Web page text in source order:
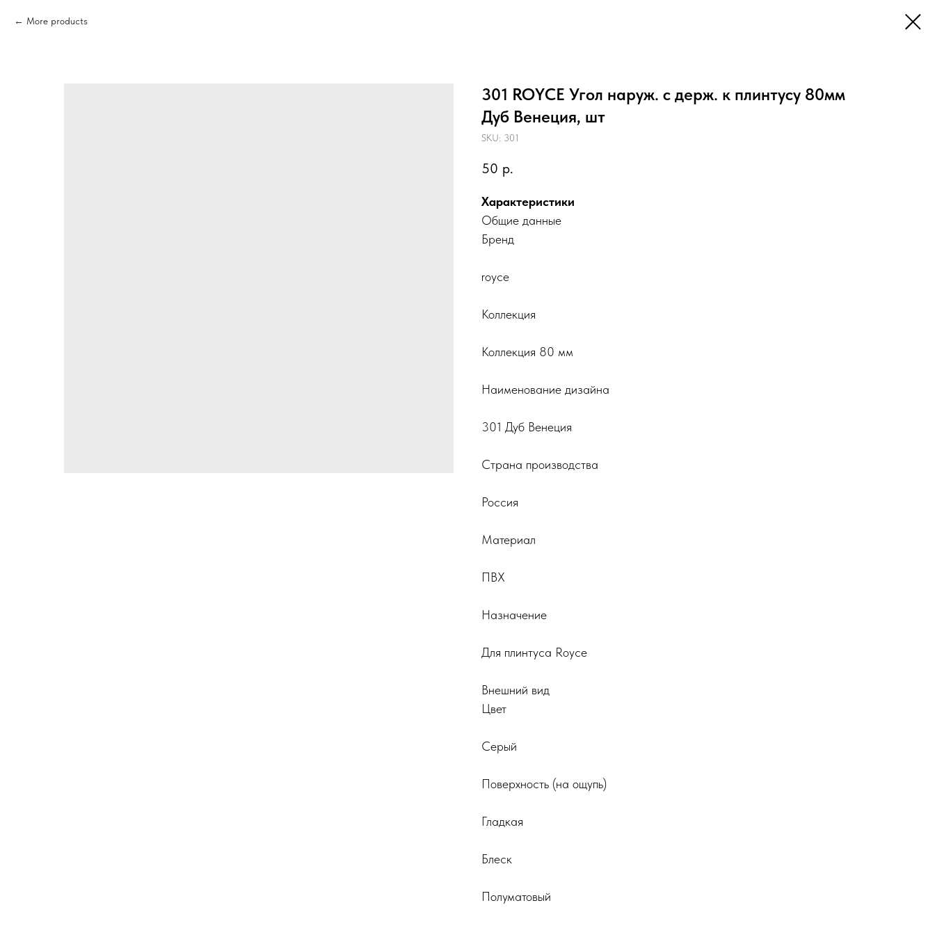
More products
301 ROYCE Угол наруж. с держ. к плинтусу 80мм
Дуб Венеция, шт
SKU: 301
50 р.
Характеристики
Общие данные
Бренд
royce
Коллекция
Коллекция 80 мм
Наименование дизайна
301 Дуб Венеция
Страна производства
Россия
Материал
ПВХ
Назначение
Для плинтуса Royce
Внешний вид
Цвет
Серый
Поверхность (на ощупь)
Гладкая
Блеск
Полуматовый